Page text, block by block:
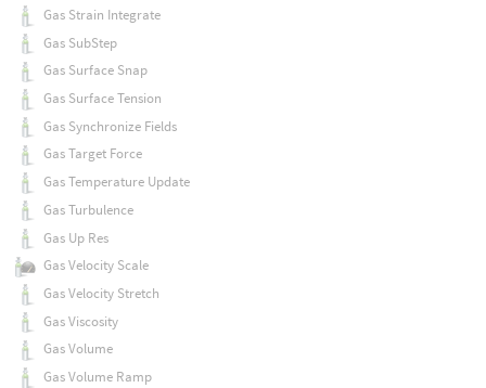
Gas Strain Integrate
Gas SubStep
Gas Surface Snap
Gas Surface Tension
Gas Synchronize Fields
Gas Target Force
Gas Temperature Update
Gas Turbulence
Gas Up Res
Gas Velocity Scale
Gas Velocity Stretch
Gas Viscosity
Gas Volume
Gas Volume Ramp